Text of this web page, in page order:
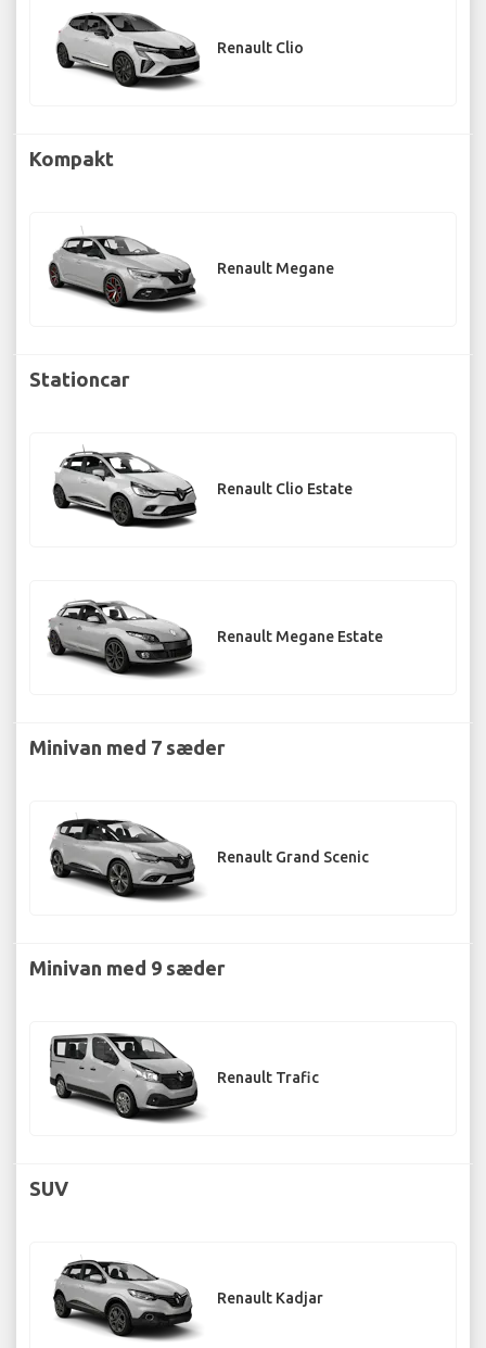
Renault Clio
Kompakt
Renault Megane
Stationcar
Renault Clio Estate
Renault Megane Estate
Minivan med 7 sæder
Renault Grand Scenic
Minivan med 9 sæder
Renault Trafic
SUV
Renault Kadjar